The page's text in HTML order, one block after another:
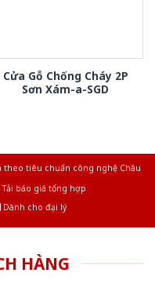
Cửa Gỗ Chống Cháy 2P
Sơn Xám-a-SGD
tiêu chuẩn công nghệ Châu
Tải báo giá tổng hợp
Dành cho đại lý
HÀNG